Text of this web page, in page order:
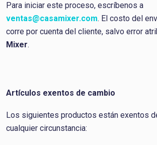
Para iniciar este proceso, escríbenos a
ventas@casamixer.com. El costo del
corre por cuenta del cliente, salvo error
Mixer.
Artículos exentos de cambio
Los siguientes productos están exentos
cualquier circunstancia: